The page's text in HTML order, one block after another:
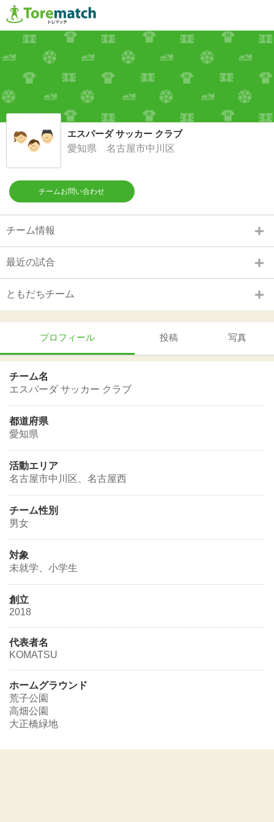
エスパーダ サッカー クラブ
愛知県 名古屋市中川区
チームお問い合わせ
チーム情報
最近の試合
ともだちチーム
プロフィール 投稿 写真
チーム名
エスパーダ サッカー クラブ
都道府県
愛知県
活動エリア
名古屋市中川区、名古屋西
チーム性別
男女
対象
未就学、小学生
創立
2018
代表者名
KOMATSU
ホームグラウンド
荒子公園
高畑公園
大正橋緑地